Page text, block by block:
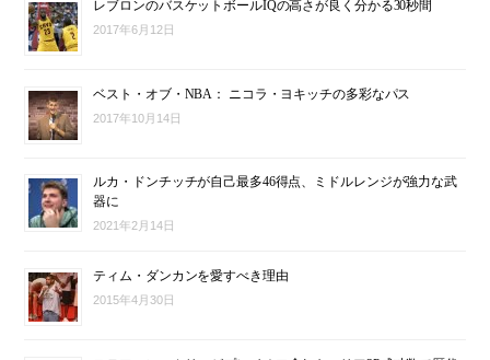
レブロンのバスケットボールIQの高さが良く分かる30秒間
2017年6月12日
ベスト・オブ・NBA： ニコラ・ヨキッチの多彩なパス
2017年10月14日
ルカ・ドンチッチが自己最多46得点、ミドルレンジが強力な武
器に
2021年2月14日
ティム・ダンカンを愛すべき理由
2015年4月30日